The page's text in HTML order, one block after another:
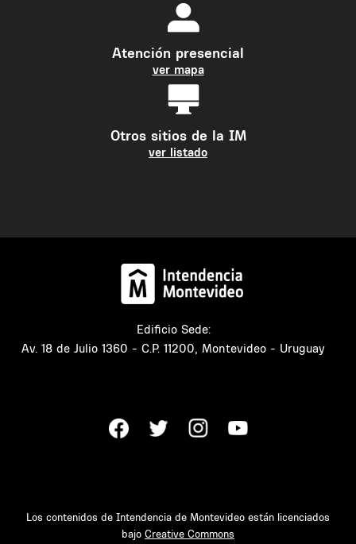
Atención presencial
ver mapa
Otros sitios de la IM
ver listado
Edificio Sede:
Av. 18 de Julio 1360 - C.P. 11200, Montevideo - Uruguay
Los contenidos de Intendencia de Montevideo están licenciados
bajo Creative Commons